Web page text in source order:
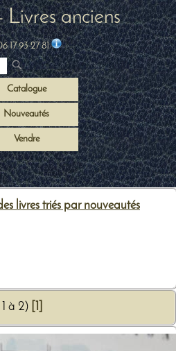
anciens
17 93 27 81
Catalogue
Nouveautés
Vendre
livres triés par nouveautés
à 2)